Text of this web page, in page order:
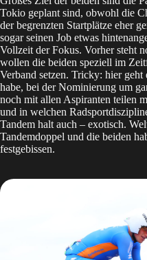
Tokio geplant sind, obwohl die
der begrenzten Startplätze eher
sogar seinen Job etwas
Vollzeit der Fokus. Vorher steht
wollen die beiden speziell im
Verband setzen. Tricky: hier
habe, bei der Nominierung um
noch mit allen Aspiranten teilen
und in welchen
Tandem halt auch – exotisch.
Tandemdoppel und die beiden
festgebissen.